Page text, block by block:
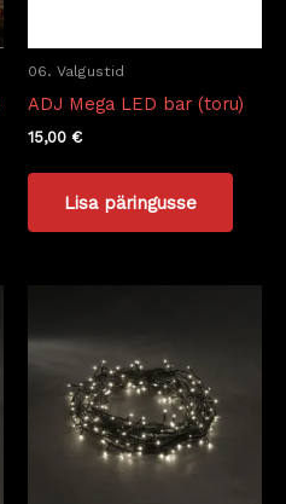
06. Valgustid
ADJ Mega LED bar (toru)
15,00 €
Lisa päringusse